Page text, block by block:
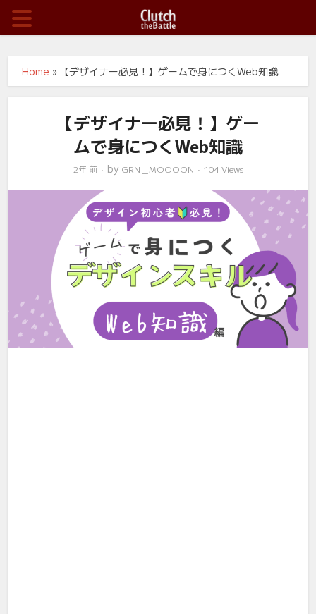
Home » 【デザイナー必見！】ゲームで身につくWeb知識
【デザイナー必見！】ゲー
ムで身につくWeb知識
2年 前 by GRN＿MOOOON 104 Views